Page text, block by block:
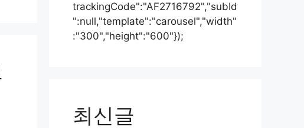
trackingCode":"AF2716792","subId
":null,"template":"carousel","width"
:"300","height":"600"});
최신글